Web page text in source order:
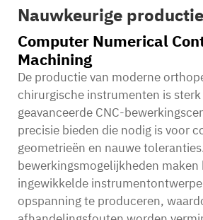
Nauwkeurige
Computer Numerical
Machining
De productie van moderne
chirurgische instrumenten is
geavanceerde CNC-
precisie bieden die nodig is voor
geometrieën en nauwe
bewerkingsmogelijkheden
ingewikkelde
opspanning te produceren,